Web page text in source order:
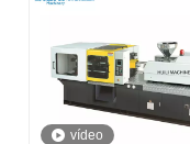
vídeo